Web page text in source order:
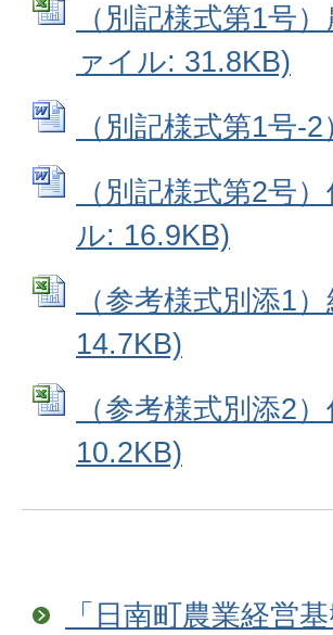
（別記様式第1号
ァイル: 31.8KB)
（別記様式第1号-
（別記様式第2号
ル: 16.9KB)
（参考様式別添1
14.7KB)
（参考様式別添2
10.2KB)
「日南町農業経営